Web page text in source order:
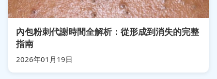
內包粉刺代謝時間全解析：從形成到消失的完整
指南
2026年01月19日